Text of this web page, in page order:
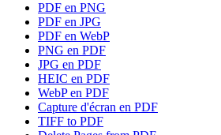
PDF en PNG
PDF en JPG
PDF en WebP
PNG en PDF
JPG en PDF
HEIC en PDF
WebP en PDF
Capture d'écran en PDF
TIFF to PDF